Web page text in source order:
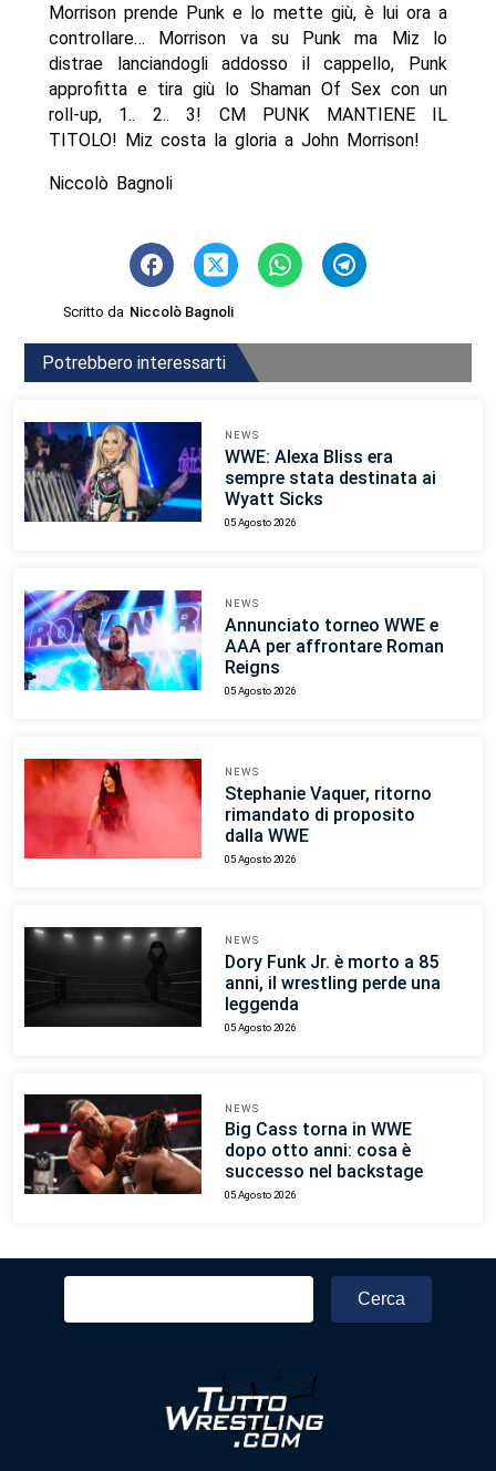
Morrison prende Punk e lo mette giù, è lui ora a
controllare… Morrison va su Punk ma Miz lo
distrae lanciandogli addosso il cappello, Punk
approfitta e tira giù lo Shaman Of Sex con un
roll-up, 1.. 2.. 3! CM PUNK MANTIENE IL
TITOLO! Miz costa la gloria a John Morrison!
Niccolò Bagnoli
Scritto da Niccolò Bagnoli
Potrebbero interessarti
NEWS
WWE: Alexa Bliss era
sempre stata destinata ai
Wyatt Sicks
05 Agosto 2026
NEWS
Annunciato torneo WWE e
AAA per affrontare Roman
Reigns
05 Agosto 2026
NEWS
Stephanie Vaquer, ritorno
rimandato di proposito
dalla WWE
05 Agosto 2026
NEWS
Dory Funk Jr. è morto a 85
anni, il wrestling perde una
leggenda
05 Agosto 2026
NEWS
Big Cass torna in WWE
dopo otto anni: cosa è
successo nel backstage
05 Agosto 2026